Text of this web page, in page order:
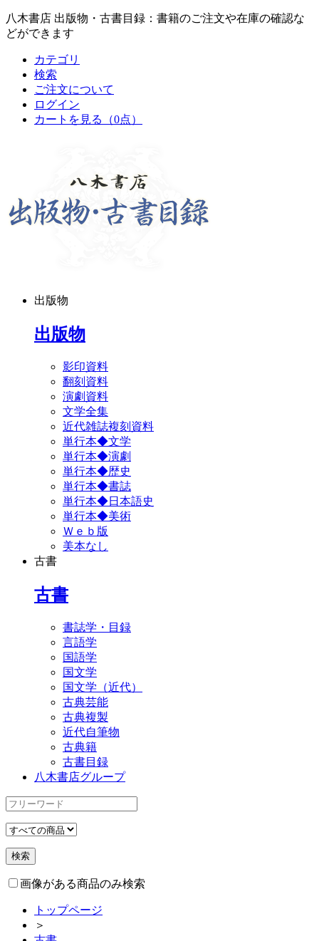
八木書店 出版物・古書目録：書籍のご注文や在庫の確認な
どができます
カテゴリ
検索
ご注文について
ログイン
カートを見る
（0点）
出版物
出版物
影印資料
翻刻資料
演劇資料
文学全集
近代雑誌複刻資料
単行本◆文学
単行本◆演劇
単行本◆歴史
単行本◆書誌
単行本◆日本語史
単行本◆美術
Ｗｅｂ版
美本なし
古書
古書
書誌学・目録
言語学
国語学
国文学
国文学（近代）
古典芸能
古典複製
近代自筆物
古典籍
古書目録
八木書店グループ
画像がある商品のみ検索
トップページ
＞